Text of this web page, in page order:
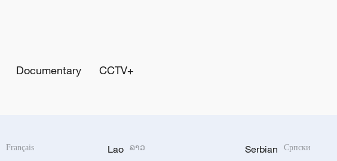
Documentary CCTV+
Français Lao ລາວ Serbian Српски